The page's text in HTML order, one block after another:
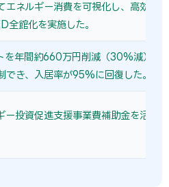
エネルギー消費を可視化し、高効率
全館化を実施した。
を年間約660万円削減（30%減）。
でき、入居率が95%に回復した。
ー投資促進支援事業費補助金を活用